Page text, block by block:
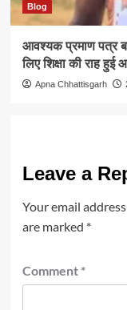
Blog
आवश्यक प्रमाण पत्र
लिए शिक्षा की राह हुई
Apna Chhattisgarh
Leave a
Your email
are marked *
Comment *